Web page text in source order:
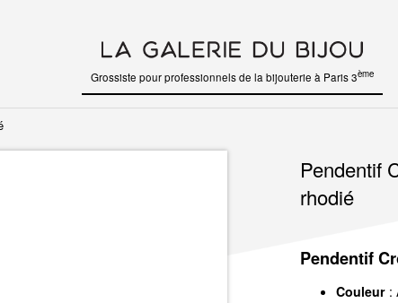
Grossiste pour professionnels de la bijouterie à Paris 3ème
Pendentif
rhodié
Pendentif
Couleur: